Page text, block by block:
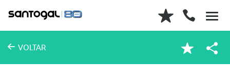
VOLTAR